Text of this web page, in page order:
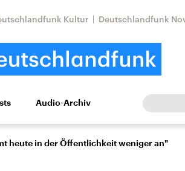
Kultur Deutschlandfunk
Kultur Europa
Audio-Archiv
heute in der Öffentlichkeit weniger an"